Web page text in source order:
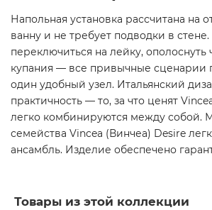
Напольная установка рассчитана на
ванну и не требует подводки в
переключиться на лейку, ополоснуть
купания — все привычные сценарии
один удобный узел. Итальянский
практичность — то, за что ценят
легко комбинируются между собой.
семейства Vincea (Винчеа) Desire
ансамбль. Изделие обеспечено
Товары из этой коллекции